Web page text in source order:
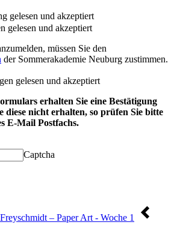
gelesen und akzeptiert
gelesen und akzeptiert
müssen Sie den
der Sommerakademie Neuburg zustimmen.
gelesen und akzeptiert
erhalten Sie eine Bestätigung
diese nicht erhalten, so prüfen Sie bitte
E-Mail Postfachs.
Captcha
– Paper Art - Woche 1